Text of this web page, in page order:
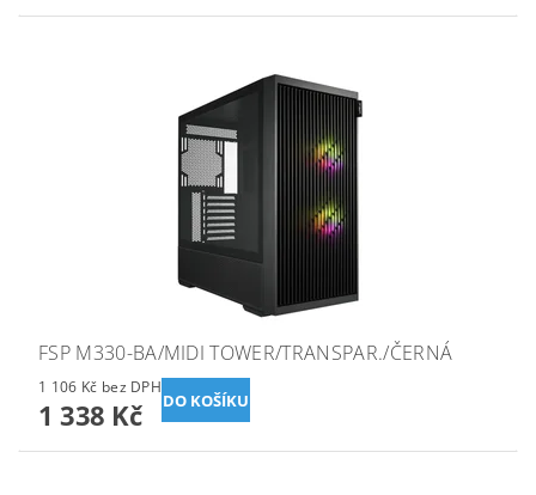
FSP M330-BA/MIDI TOWER/TRANSPAR./ČERNÁ
1 106 Kč bez DPH
1 338 Kč